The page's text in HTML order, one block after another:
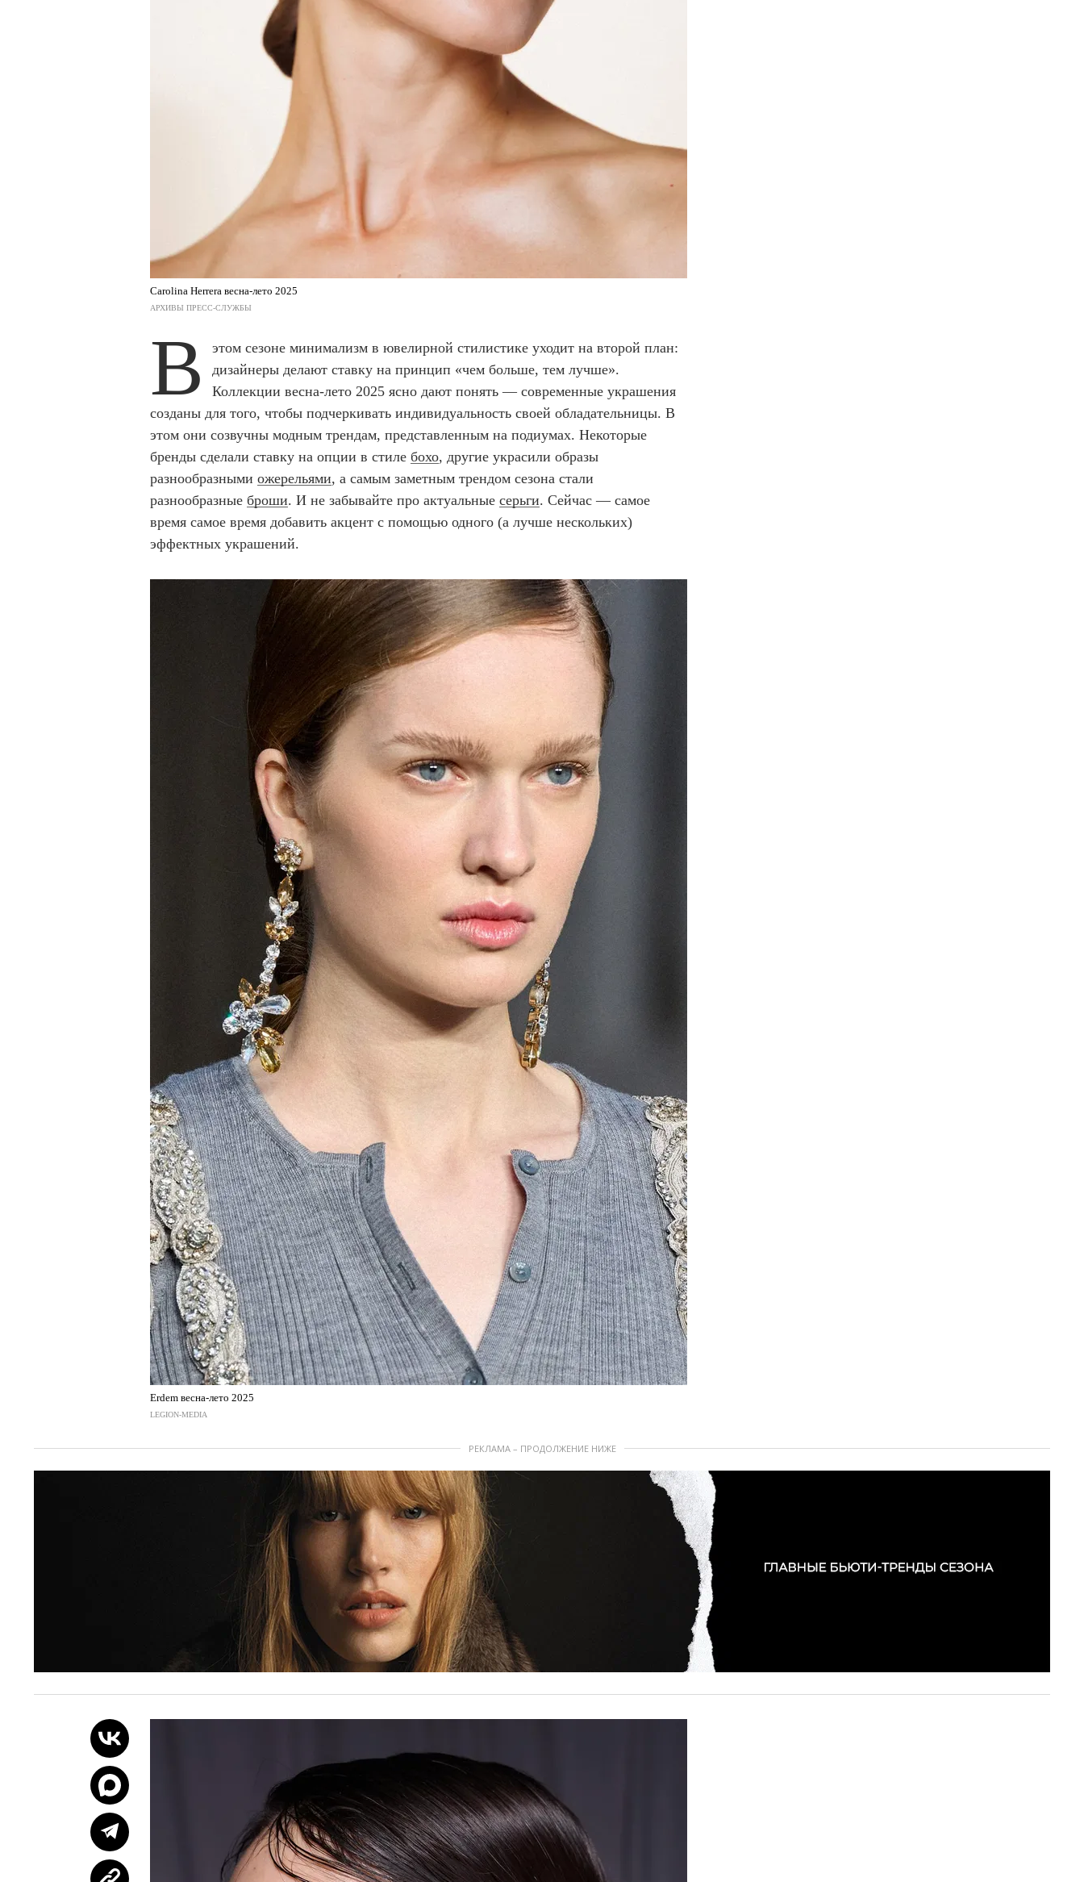
Carolina Herrera весна-лето 2025
АРХИВЫ ПРЕСС-СЛУЖБЫ
В
этом сезоне минимализм в ювелирной стилистике уходит на второй план:
дизайнеры делают ставку на принцип «чем больше, тем лучше».
Коллекции весна-лето 2025 ясно дают понять — современные украшения
созданы для того, чтобы подчеркивать индивидуальность своей обладательницы. В
этом они созвучны модным трендам, представленным на подиумах. Некоторые
бренды сделали ставку на опции в стиле бохо, другие украсили образы
разнообразными ожерельями, а самым заметным трендом сезона стали
разнообразные броши. И не забывайте про актуальные серьги. Сейчас — самое
время самое время добавить акцент с помощью одного (а лучше нескольких)
эффектных украшений.
Erdem весна-лето 2025
LEGION-MEDIA
РЕКЛАМА – ПРОДОЛЖЕНИЕ НИЖЕ